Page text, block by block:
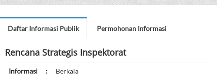
Daftar Informasi Publik Permohonan Informasi
Rencana Strategis Inspektorat
Informasi : Berkala